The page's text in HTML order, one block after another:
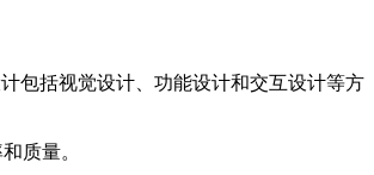
包括视觉设计、功能设计和交互设计等方
质量。